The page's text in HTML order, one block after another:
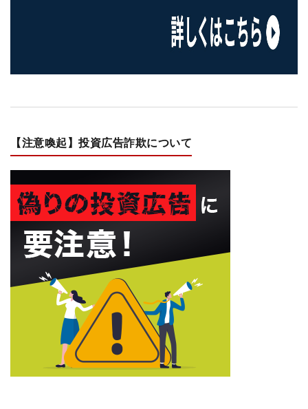
【注意喚起】投資広告詐欺について